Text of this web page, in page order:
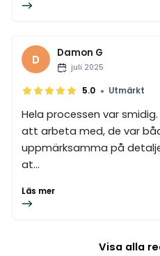
D Damon G
juli 2025
5.0 • Utmärkt
Hela processen var
att arbeta med, de var
uppmärksamma på
at...
Läs mer
Visa alla